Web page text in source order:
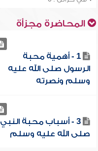
المحاضرة مجزأة
1 - أهمية محبة
الرسول صلى الله عليه
وسلم ونصرته
3 - أسباب محبة النبي
صلى الله عليه وسلم